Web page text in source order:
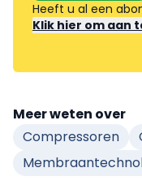
Heeft u al een
Klik hier om aan
Meer weten over
Compressoren